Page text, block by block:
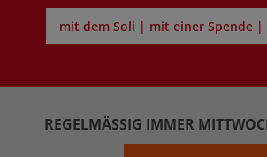
mit dem Soli | mit einer Spende |
REGELMÄSSIG IMMER